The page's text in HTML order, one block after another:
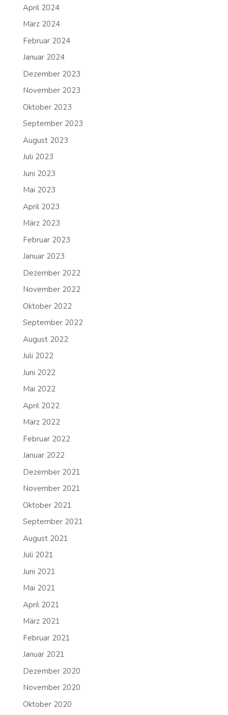
April 2024
März 2024
Februar 2024
Januar 2024
Dezember 2023
November 2023
Oktober 2023
September 2023
August 2023
Juli 2023
Juni 2023
Mai 2023
April 2023
März 2023
Februar 2023
Januar 2023
Dezember 2022
November 2022
Oktober 2022
September 2022
August 2022
Juli 2022
Juni 2022
Mai 2022
April 2022
März 2022
Februar 2022
Januar 2022
Dezember 2021
November 2021
Oktober 2021
September 2021
August 2021
Juli 2021
Juni 2021
Mai 2021
April 2021
März 2021
Februar 2021
Januar 2021
Dezember 2020
November 2020
Oktober 2020